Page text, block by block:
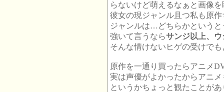
らないけど萌えるなぁと画像
彼女の現ジャンル且つ私も原
ジャンルは…どちらかというと
強いて言うならサンジ以上、
そんな情けないヒゲの受けで
原作を一通り買ったらアニメ
実は声優がよかったからアニ
というかちょっと観たことが